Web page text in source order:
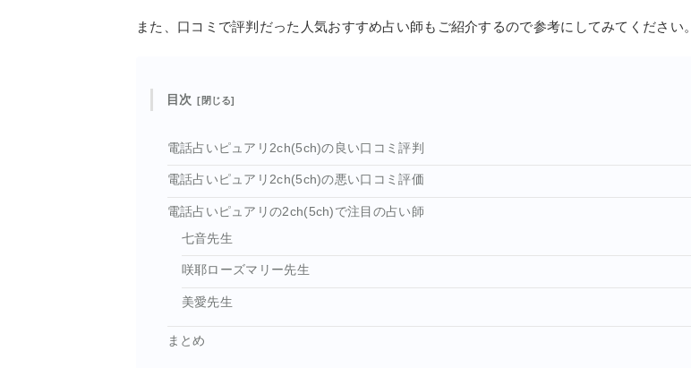
また、口コミで評判だった人気おすすめ占い師もご紹介するので参考にしてみてください。
目次
電話占いピュアリ2ch(5ch)の良い口コミ評判
電話占いピュアリ2ch(5ch)の悪い口コミ評価
電話占いピュアリの2ch(5ch)で注目の占い師
七音先生
咲耶ローズマリー先生
美愛先生
まとめ